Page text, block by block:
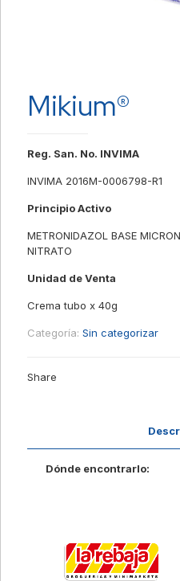
Mikium®
Reg. San. No. INVIMA
INVIMA 2016M-0006798-R1
Principio Activo
METRONIDAZOL BASE
NITRATO
Unidad de Venta
Crema tubo x 40g
Categoría: Sin categorizar
Share
Dónde encontrarlo: